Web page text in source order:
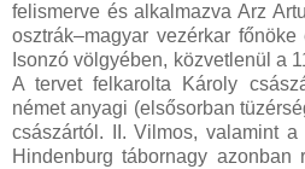
felismerve és alkalmazva Arz
osztrák–magyar vezérkar
Isonzó völgyében, közvetlenül a
A tervet felkarolta Károly
német anyagi (elsősorban
császártól. II. Vilmos, valamint
Hindenburg tábornagy azonban